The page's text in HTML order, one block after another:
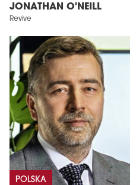
JONATHAN O'NEILL
Revive
POLSKA